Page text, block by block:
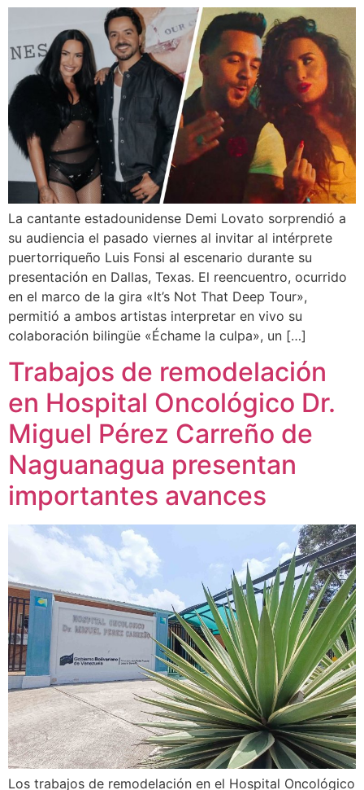
La cantante estadounidense Demi Lovato sorprendió a
su audiencia el pasado viernes al invitar al intérprete
puertorriqueño Luis Fonsi al escenario durante su
presentación en Dallas, Texas. El reencuentro, ocurrido
en el marco de la gira «It’s Not That Deep Tour»,
permitió a ambos artistas interpretar en vivo su
colaboración bilingüe «Échame la culpa», un […]
Trabajos de remodelación
en Hospital Oncológico Dr.
Miguel Pérez Carreño de
Naguanagua presentan
importantes avances
Los trabajos de remodelación en el Hospital Oncológico